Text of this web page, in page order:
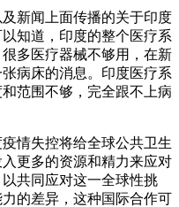
新闻上面传播的关于印度
知道，印度的整个医疗系
多医疗器械不够用，在新
病床的消息。印度医疗系
范围不够，完全跟不上病
情失控将给全球公共卫生
更多的资源和精力来应对
共同应对这一全球性挑
的差异，这种国际合作可